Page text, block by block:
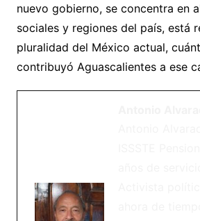
nuevo gobierno, se concentra en
sociales y regiones del país, está
pluralidad del México actual,
contribuyó Aguascalientes a ese